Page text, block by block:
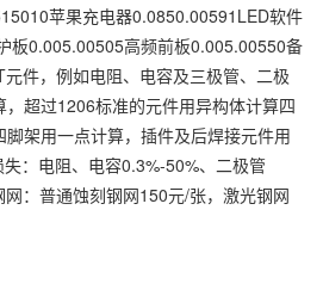
苹果充电器0.0850.00591LED软件
板0.005.00505高频前板0.005.00550备
件，例如电阻、电容及三极管、二极
超过1206标准的元件用异构体计算四
架用一点计算，插件及后焊接元件用
：电阻、电容0.3%-50%、二极管
：普通蚀刻钢网150元/张，激光钢网